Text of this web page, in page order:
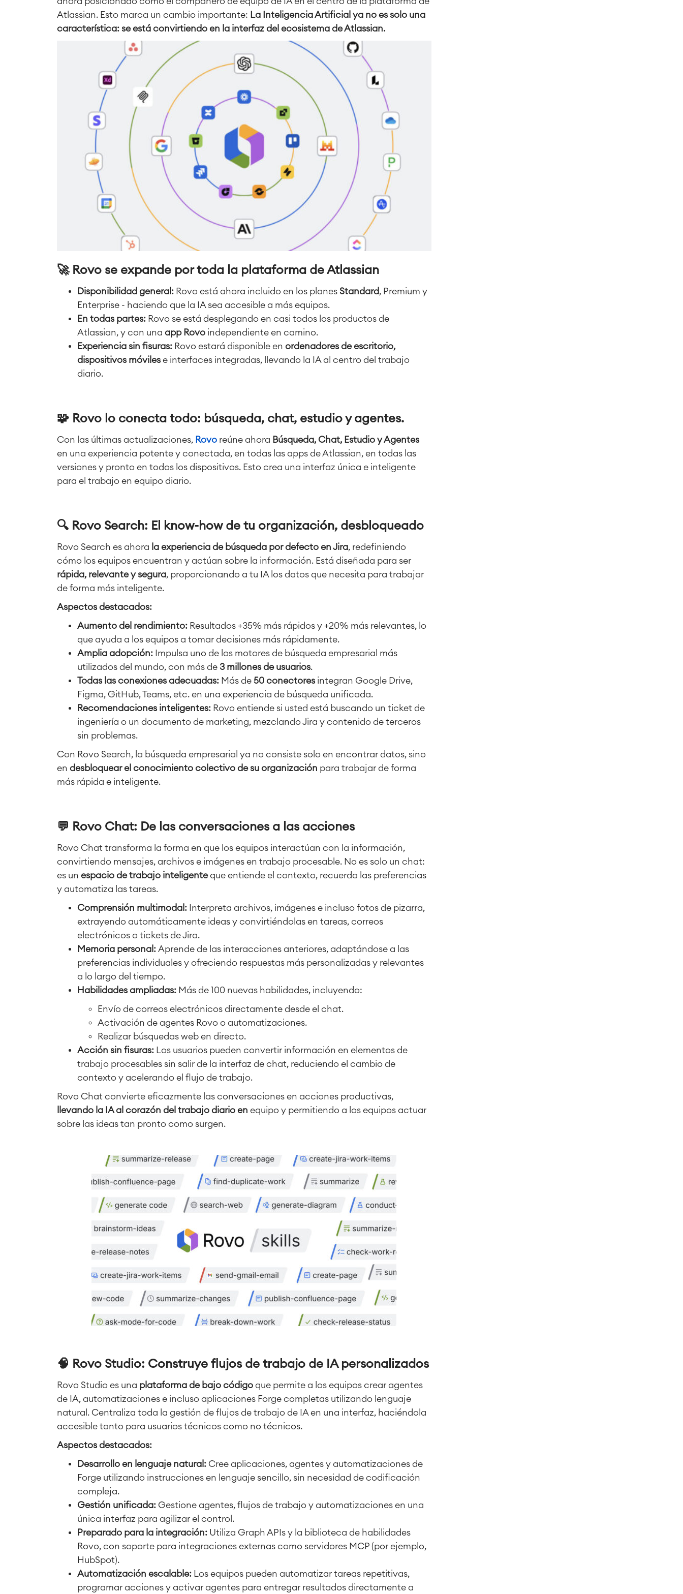
Atlassian. Esto marca un cambio importante: La Inteligencia Artificial ya no es solo una
característica: se está convirtiendo en la interfaz del ecosistema de Atlassian.
🚀 Rovo se expande por toda la plataforma de Atlassian
Disponibilidad general: Rovo está ahora incluido en los planes Standard, Premium y
Enterprise - haciendo que la IA sea accesible a más equipos.
En todas partes: Rovo se está desplegando en casi todos los productos de
Atlassian, y con una app Rovo independiente en camino.
Experiencia sin fisuras: Rovo estará disponible en ordenadores de escritorio,
dispositivos móviles e interfaces integradas, llevando la IA al centro del trabajo
diario.
🧩 Rovo lo conecta todo: búsqueda, chat, estudio y agentes.
Con las últimas actualizaciones, Rovo reúne ahora Búsqueda, Chat, Estudio y Agentes
en una experiencia potente y conectada, en todas las apps de Atlassian, en todas las
versiones y pronto en todos los dispositivos. Esto crea una interfaz única e inteligente
para el trabajo en equipo diario.
🔍 Rovo Search: El know-how de tu organización, desbloqueado
Rovo Search es ahora la experiencia de búsqueda por defecto en Jira, redefiniendo
cómo los equipos encuentran y actúan sobre la información. Está diseñada para ser
rápida, relevante y segura, proporcionando a tu IA los datos que necesita para trabajar
de forma más inteligente.
Aspectos destacados:
Aumento del rendimiento: Resultados +35% más rápidos y +20% más relevantes, lo
que ayuda a los equipos a tomar decisiones más rápidamente.
Amplia adopción: Impulsa uno de los motores de búsqueda empresarial más
utilizados del mundo, con más de 3 millones de usuarios.
Todas las conexiones adecuadas: Más de 50 conectores integran Google Drive,
Figma, GitHub, Teams, etc. en una experiencia de búsqueda unificada.
Recomendaciones inteligentes: Rovo entiende si usted está buscando un ticket de
ingeniería o un documento de marketing, mezclando Jira y contenido de terceros
sin problemas.
Con Rovo Search, la búsqueda empresarial ya no consiste solo en encontrar datos, sino
en desbloquear el conocimiento colectivo de su organización para trabajar de forma
más rápida e inteligente.
💬 Rovo Chat: De las conversaciones a las acciones
Rovo Chat transforma la forma en que los equipos interactúan con la información,
convirtiendo mensajes, archivos e imágenes en trabajo procesable. No es solo un chat:
es un espacio de trabajo inteligenteque entiende el contexto, recuerda las preferencias
y automatiza las tareas.
Comprensión multimodal: Interpreta archivos, imágenes e incluso fotos de pizarra,
extrayendo automáticamente ideas y convirtiéndolas en tareas, correos
electrónicos o tickets de Jira.
Memoria personal: Aprende de las interacciones anteriores, adaptándose a las
preferencias individuales y ofreciendo respuestas más personalizadas y relevantes
a lo largo del tiempo.
Habilidades ampliadas: Más de 100 nuevas habilidades, incluyendo:
Envío de correos electrónicos directamente desde el chat.
Activación de agentes Rovo o automatizaciones.
Realizar búsquedas web en directo.
Acción sin fisuras: Los usuarios pueden convertir información en elementos de
trabajo procesables sin salir de la interfaz de chat, reduciendo el cambio de
contexto y acelerando el flujo de trabajo.
Rovo Chat convierte eficazmente las conversaciones en acciones productivas,
llevando la IA al corazón del trabajo diario en equipo y permitiendo a los equipos actuar
sobre las ideas tan pronto como surgen.
🧠 Rovo Studio: Construye flujos de trabajo de IA personalizados
Rovo Studio es una plataforma de bajo código que permite a los equipos crear agentes
de IA, automatizaciones e incluso aplicaciones Forge completas utilizando lenguaje
natural. Centraliza toda la gestión de flujos de trabajo de IA en una interfaz, haciéndola
accesible tanto para usuarios técnicos como no técnicos.
Aspectos destacados:
Desarrollo en lenguaje natural: Cree aplicaciones, agentes y automatizaciones de
Forge utilizando instrucciones en lenguaje sencillo, sin necesidad de codificación
compleja.
Gestión unificada: Gestione agentes, flujos de trabajo y automatizaciones en una
única interfaz para agilizar el control.
Preparado para la integración: Utiliza Graph APIs y la biblioteca de habilidades
Rovo, con soporte para integraciones externas como servidores MCP (por ejemplo,
HubSpot).
Automatización escalable: Los equipos pueden automatizar tareas repetitivas,
programar acciones y activar agentes para entregar resultados directamente a